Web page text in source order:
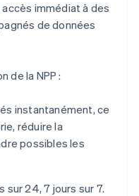
immédiat à des
de données
de la NPP :
instantanément, ce
réduire la
possibles les
sur 24, 7 jours sur 7.